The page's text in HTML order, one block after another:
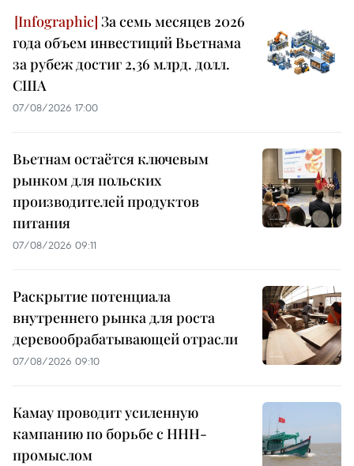
За семь месяцев 2026
года объем инвестиций Вьетнама
за рубеж достиг 2,36 млрд. долл.
США
07/08/2026 17:00
Вьетнам остаётся ключевым
рынком для польских
производителей продуктов
питания
07/08/2026 09:11
Раскрытие потенциала
внутреннего рынка для роста
деревообрабатывающей отрасли
07/08/2026 09:10
Камау проводит усиленную
кампанию по борьбе с ННН-
промыслом